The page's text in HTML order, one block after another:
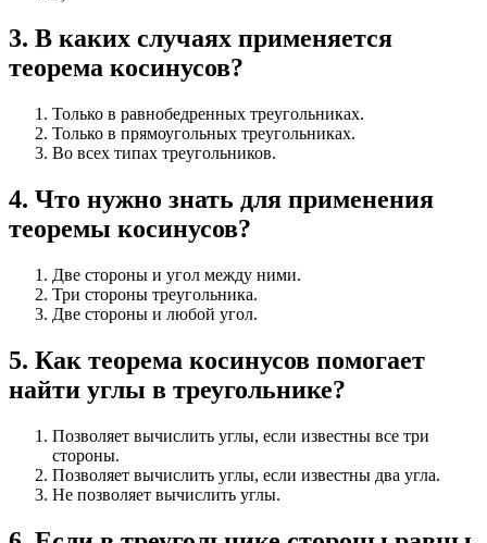
3. В каких случаях применяется
теорема косинусов?
Только в равнобедренных треугольниках.
Только в прямоугольных треугольниках.
Во всех типах треугольников.
4. Что нужно знать для применения
теоремы косинусов?
Две стороны и угол между ними.
Три стороны треугольника.
Две стороны и любой угол.
5. Как теорема косинусов помогает
найти углы в треугольнике?
Позволяет вычислить углы, если известны все три
стороны.
Позволяет вычислить углы, если известны два угла.
Не позволяет вычислить углы.